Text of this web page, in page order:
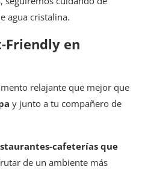
agua cristalina.
Friendly en
relajante que mejor que
y junto a tu compañero de
cafeterías que
de un ambiente más